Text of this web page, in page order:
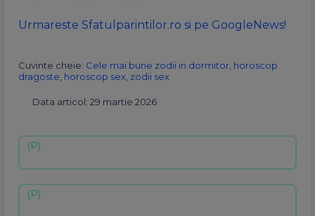
Urmareste Sfatulparintilor.ro si pe GoogleNews!
Cuvinte cheie: Cele mai bune zodii in dormitor horoscop
dragoste horoscop sex zodii sex
Data articol: 29 martie 2026